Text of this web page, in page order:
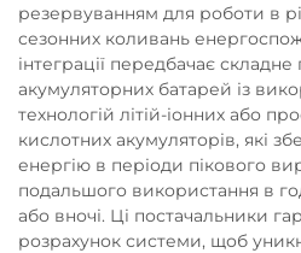
резервуванням для роботи в
сезонних коливань
інтеграції передбачає
акумуляторних батарей із
технологій літій-іонних або
кислотних акумуляторів, які
енергію в періоди пікового
подальшого використання в
або вночі. Ці постачальники
розрахунок системи, щоб